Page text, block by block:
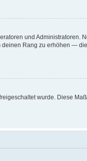
und Administratoren.
Rang zu erhöhen —
wurde. Diese